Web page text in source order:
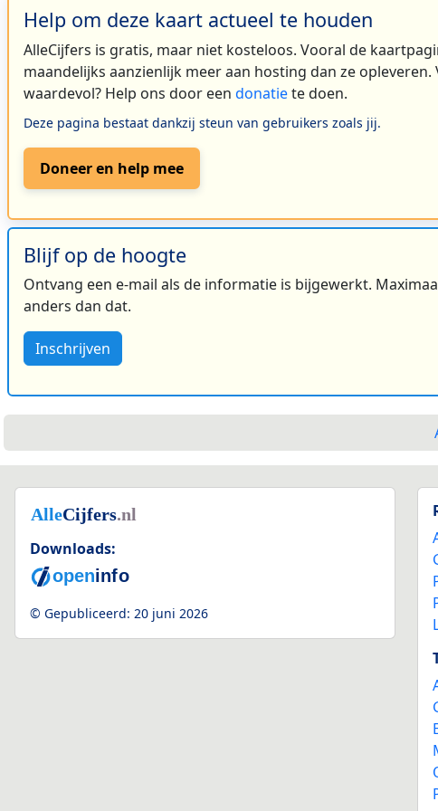
Help om deze kaart actueel te houden
AlleCijfers is gratis, maar niet kosteloos. Vooral de
maandelijks aanzienlijk meer aan hosting dan ze opleveren.
waardevol? Help ons door een donatiete doen.
Deze pagina bestaat dankzij steun van gebruikers zoals jij.
Doneer en help mee
Blijf op de hoogte
Ontvang een e-mail als de informatie is bijgewerkt.
anders dan dat.
Inschrijven
Downloads:
© Gepubliceerd: 20 juni 2026